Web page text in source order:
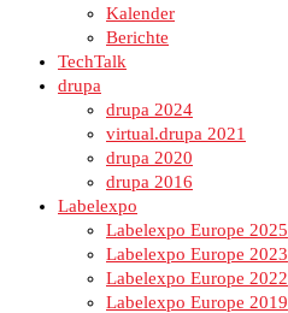
Kalender
Berichte
TechTalk
drupa
drupa 2024
virtual.drupa 2021
drupa 2020
drupa 2016
Labelexpo
Labelexpo Europe 2025
Labelexpo Europe 2023
Labelexpo Europe 2022
Labelexpo Europe 2019